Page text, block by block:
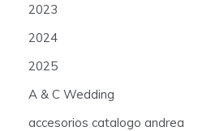
2023
2024
2025
A & C Wedding
accesorios catalogo andrea